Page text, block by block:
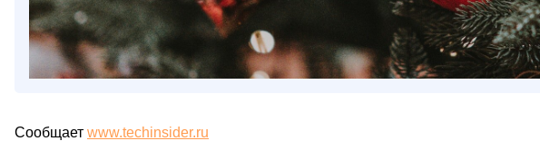
Сообщает www.techinsider.ru